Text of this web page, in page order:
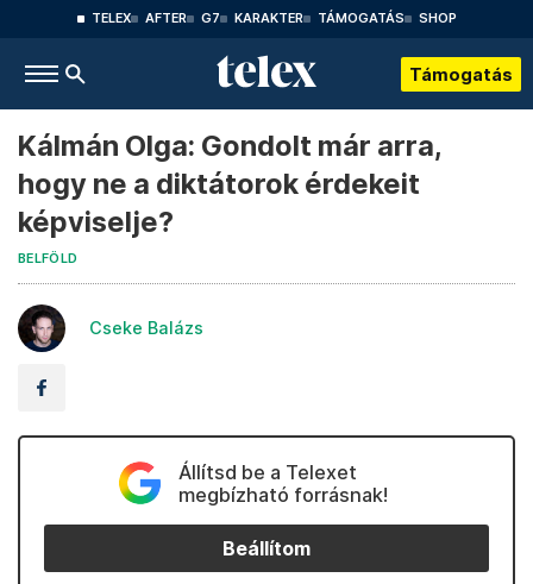
TELEX AFTER G7 KARAKTER TÁMOGATÁS SHOP
Támogatás
Kálmán Olga: Gondolt már arra,
hogy ne a diktátorok érdekeit
képviselje?
BELFÖLD
Cseke Balázs
Állítsd be a Telexet
megbízható forrásnak!
Beállítom